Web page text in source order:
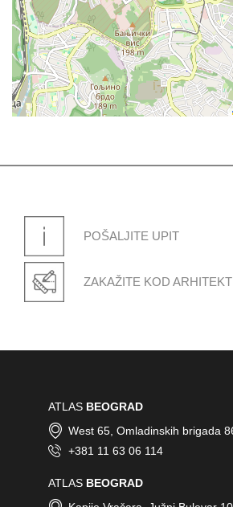
GNJILANE
GRADAČAC
Ormanica bb - Gradačac
Radanovici - Kotor
POŠALJITE UPIT
ZAKAŽITE KOD
ATLAS BEOGRAD
West 65, Omladinskih brigada
+381 11 63 06 114
ATLAS BEOGRAD